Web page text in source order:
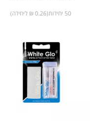
50 יחידות(0.26 ₪ ליחידה)